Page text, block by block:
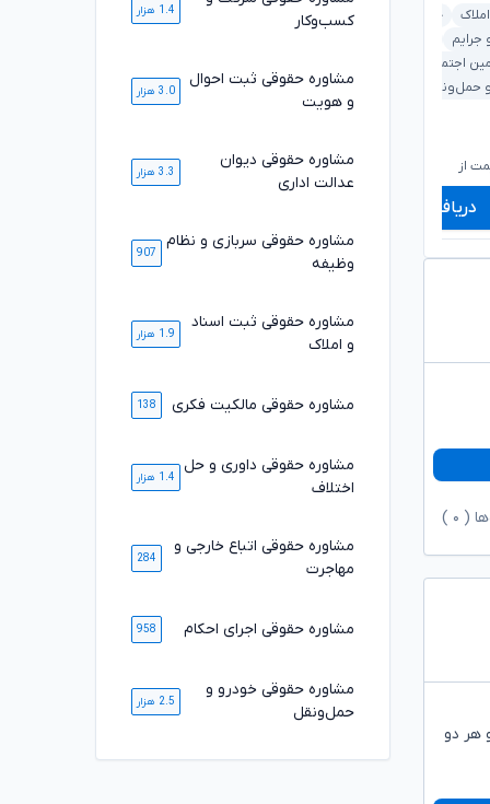
خانواده
جرایم
اجتماعی
حمل‌ونقل
از ۵۸۹,۰۰۰تومان
دریافت مشاوره
قرارداد و تعهدات
شروع قیمت از ۵۴۹,۰۰۰
( ۰
هر دو
کسب‌وکار
1.4 هزار
مشاوره حقوقی ثبت احوال
و هویت
3.0 هزار
مشاوره حقوقی دیوان
عدالت اداری
3.3 هزار
مشاوره حقوقی سربازی و نظام
وظیفه
907
مشاوره حقوقی ثبت اسناد
و املاک
1.9 هزار
مشاوره حقوقی مالکیت فکری 138
مشاوره حقوقی داوری و حل
اختلاف
1.4 هزار
مشاوره حقوقی اتباع خارجی و
مهاجرت
284
مشاوره حقوقی اجرای احکام 958
مشاوره حقوقی خودرو و
حمل‌ونقل
2.5 هزار